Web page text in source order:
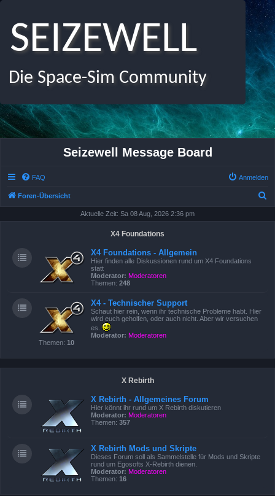
SEIZEWELL
Die Space-Sim Community
Seizewell Message Board
FAQ Anmelden
Foren-Übersicht
Aktuelle Zeit: Sa 08 Aug, 2026 2:36 pm
X4 Foundations
X4 Foundations - Allgemein
Hier finden alle Diskussionen rund um X4 Foundations
statt
Moderator: Moderatoren
Themen: 248
X4 - Technischer Support
Schaut hier rein, wenn ihr technische Probleme habt. Hier
wird euch geholfen, oder auch nicht. Aber wir versuchen
es.
Moderator: Moderatoren
Themen: 10
X Rebirth
X Rebirth - Allgemeines Forum
Hier könnt ihr rund um X Rebirth diskutieren
Moderator: Moderatoren
Themen: 357
X Rebirth Mods und Skripte
Dieses Forum soll als Sammelstelle für Mods und Skripte
rund um Egosofts X-Rebirth dienen.
Moderator: Moderatoren
Themen: 16